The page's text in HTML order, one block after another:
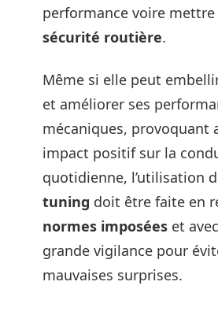
performance voire
sécurité routière.
Même si elle peut
et améliorer ses
mécaniques, provoquant
impact positif sur la
quotidienne, l’utilisation
tuning doit être faite en
normes imposées et
grande vigilance pour
mauvaises surprises.